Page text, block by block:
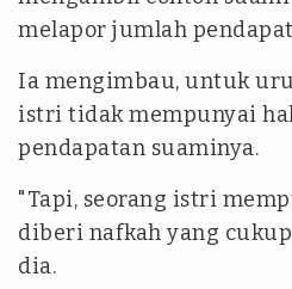
melapor jumlah
Ia mengimbau, untuk
istri tidak mempunyai
pendapatan suaminya.
"Tapi, seorang istri
diberi nafkah yang
dia.